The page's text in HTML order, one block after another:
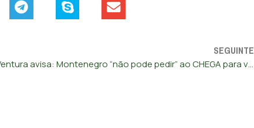
SEGUINTE
Ventura avisa: Montenegro “não pode pedir” ao CHEGA para viabilizar reformas “más para o país”